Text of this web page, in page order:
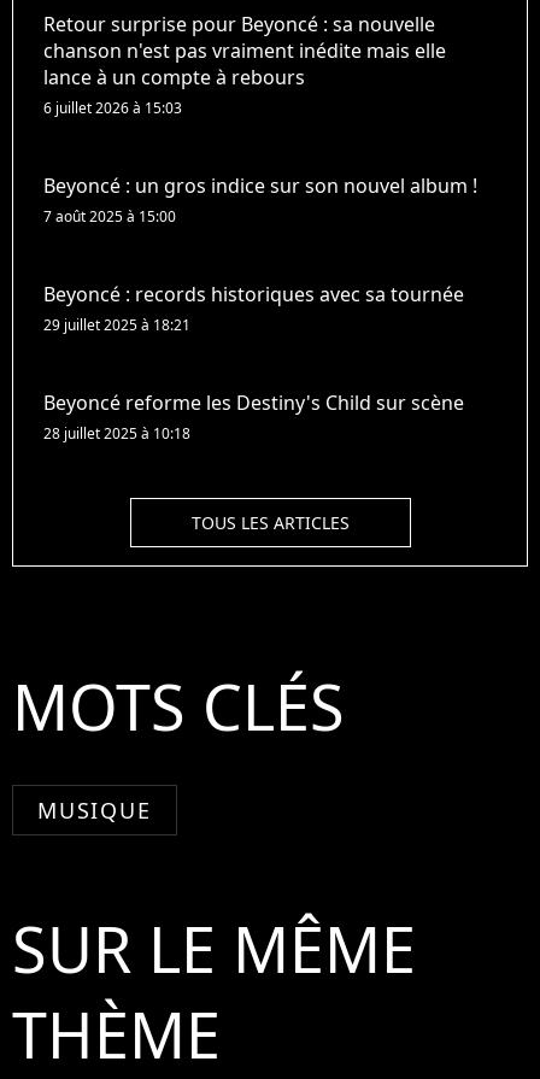
Retour surprise pour Beyoncé : sa nouvelle
chanson n'est pas vraiment inédite mais elle
lance à un compte à rebours
6 juillet 2026 à 15:03
Beyoncé : un gros indice sur son nouvel album !
7 août 2025 à 15:00
Beyoncé : records historiques avec sa tournée
29 juillet 2025 à 18:21
Beyoncé reforme les Destiny's Child sur scène
28 juillet 2025 à 10:18
TOUS LES ARTICLES
MOTS CLÉS
MUSIQUE
SUR LE MÊME
THÈME